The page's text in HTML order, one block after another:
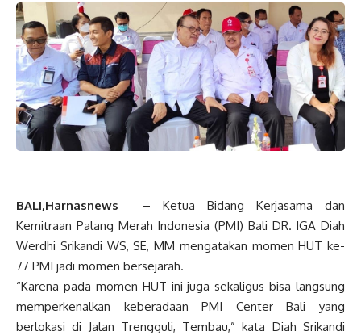
BALI,Harnasnews – Ketua Bidang Kerjasama dan
Kemitraan Palang Merah Indonesia (PMI) Bali DR. IGA Diah
Werdhi Srikandi WS, SE, MM mengatakan momen HUT ke-
77 PMI jadi momen bersejarah.
“Karena pada momen HUT ini juga sekaligus bisa langsung
memperkenalkan keberadaan PMI Center Bali yang
berlokasi di Jalan Trengguli, Tembau,” kata Diah Srikandi